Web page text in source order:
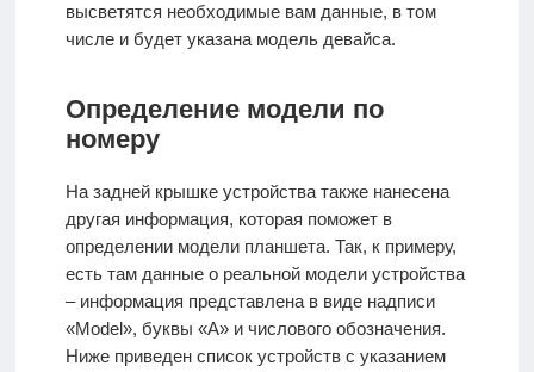
высветятся необходимые вам данные, в том
числе и будет указана модель девайса.
Определение модели по
номеру
На задней крышке устройства также нанесена
другая информация, которая поможет в
определении модели планшета. Так, к примеру,
есть там данные о реальной модели устройства
– информация представлена в виде надписи
«Model», буквы «А» и числового обозначения.
Ниже приведен список устройств с указанием